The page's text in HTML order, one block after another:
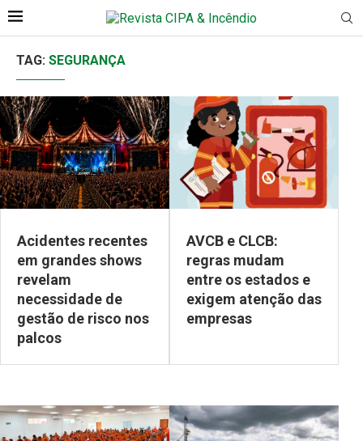
TAG: SEGURANÇA
Acidentes recentes
em grandes shows
revelam
necessidade de
gestão de risco nos
palcos
AVCB e CLCB:
regras mudam
entre os estados e
exigem atenção das
empresas